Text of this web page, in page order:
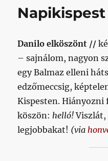
örült
mint
egy
kisgyerek,
és
meg
érteni
miért
Napikispest
Danilo elköszönt //
– sajnálom, nagyon
egy Balmaz elleni
edzőmeccsig,
Kispesten. Hiányozni
köszön: helló!Viszlát,
legjobbakat! (via